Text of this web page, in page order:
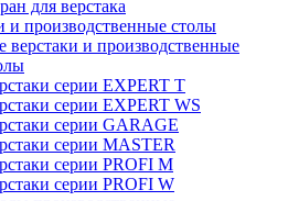
для верстака
и производственные столы
верстаки и производственные
серии EXPERT T
серии EXPERT WS
серии GARAGE
серии MASTER
серии PROFI M
серии PROFI W